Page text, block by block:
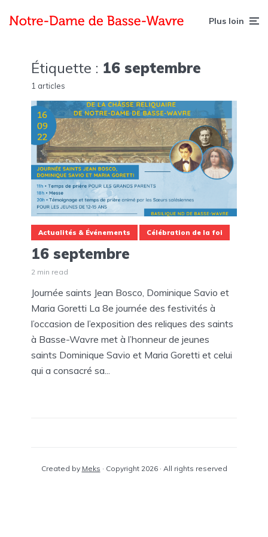
Plus loin
Étiquette : 16 septembre
1 articles
Actualités & Événements Célébration de la foi
16 septembre
2 min read
Journée saints Jean Bosco, Dominique Savio et
Maria Goretti La 8e journée des festivités à
l’occasion de l’exposition des reliques des saints
à Basse-Wavre met à l’honneur de jeunes
saints Dominique Savio et Maria Goretti et celui
qui a consacré sa...
Created by Meks · Copyright 2026 · All rights reserved